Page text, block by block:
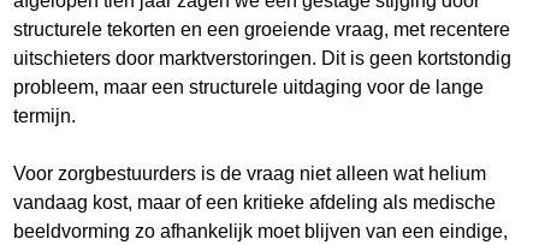
structurele tekorten en een groeiende vraag, met recentere
uitschieters door marktverstoringen. Dit is geen kortstondig
probleem, maar een structurele uitdaging voor de lange
termijn.
Voor zorgbestuurders is de vraag niet alleen wat helium
vandaag kost, maar of een kritieke afdeling als medische
beeldvorming zo afhankelijk moet blijven van een eindige,